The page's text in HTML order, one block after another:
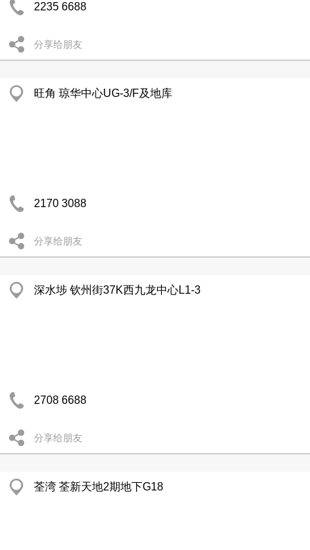
2235 6688
分享给朋友
旺角 琼华中心UG-3/F及地库
2170 3088
分享给朋友
深水埗 钦州街37K西九龙中心L1-3
2708 6688
分享给朋友
荃湾 荃新天地2期地下G18